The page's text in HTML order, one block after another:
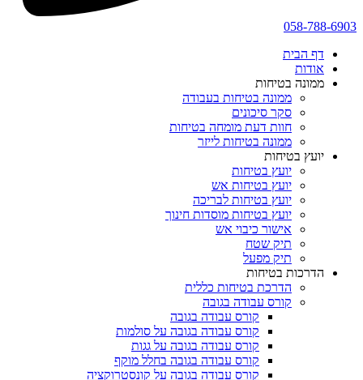
058-788-6903
דף הבית
אודות
ממונה בטיחות
ממונה בטיחות בעבודה
סקר סיכונים
חוות דעת מומחה בטיחות
ממונה בטיחות לייזר
יועץ בטיחות
יועץ בטיחות
יועץ בטיחות אש
יועץ בטיחות לבריכה
יועץ בטיחות מוסדות חינוך
אישור כיבוי אש
תיק שטח
תיק מפעל
הדרכות בטיחות
הדרכת בטיחות כללית
קורס עבודה בגובה
קורס עבודה בגובה
קורס עבודה בגובה על סולמות
קורס עבודה בגובה על גגות
קורס עבודה בגובה בחלל מוקף
קורס עבודה בגובה על קונסטרוקציה